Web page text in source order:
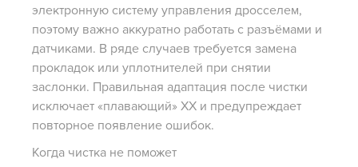
электронную систему управления дросселем,
поэтому важно аккуратно работать с разъёмами и
датчиками. В ряде случаев требуется замена
прокладок или уплотнителей при снятии
заслонки. Правильная адаптация после чистки
исключает «плавающий» ХХ и предупреждает
повторное появление ошибок.
Когда чистка не поможет